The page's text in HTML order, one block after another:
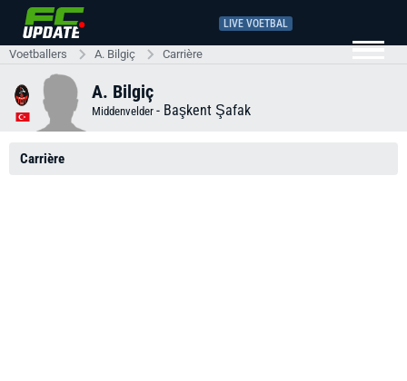
LIVE VOETBAL
Voetballers A. Bilgiç Carrière
A. Bilgiç
Middenvelder - Başkent Şafak
Carrière